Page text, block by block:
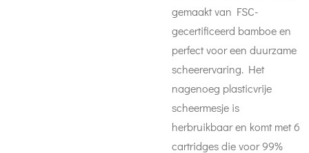
gemaakt van FSC-
gecertificeerd bamboe en
perfect voor een duurzame
scheerervaring. Het
nagenoeg plasticvrije
scheermesje is
herbruikbaar en komt met 6
cartridges die voor 99%